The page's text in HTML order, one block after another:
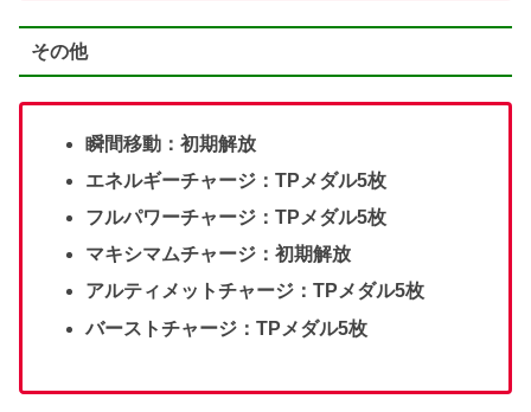
その他
瞬間移動：初期解放
エネルギーチャージ：TPメダル5枚
フルパワーチャージ：TPメダル5枚
マキシマムチャージ：初期解放
アルティメットチャージ：TPメダル5枚
バーストチャージ：TPメダル5枚